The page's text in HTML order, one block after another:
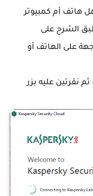
هاتف أم كمبيوتر
الشرح على
على الهاتف أو
نقرتين عليه بزر